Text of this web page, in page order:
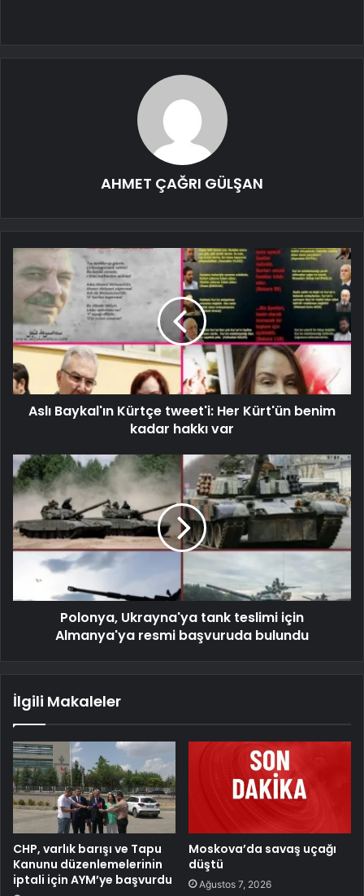
AHMET ÇAĞRI GÜLŞAN
Aslı Baykal'ın Kürtçe tweet'i: Her Kürt'ün benim
kadar hakkı var
Polonya, Ukrayna'ya tank teslimi için
Almanya'ya resmi başvuruda bulundu
İlgili Makaleler
CHP, varlık barışı ve Tapu
Kanunu düzenlemelerinin
iptali için AYM’ye başvurdu
Moskova’da savaş uçağı
düştü
Ağustos 7, 2026